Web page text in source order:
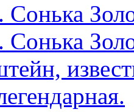
Сонька
Сонька